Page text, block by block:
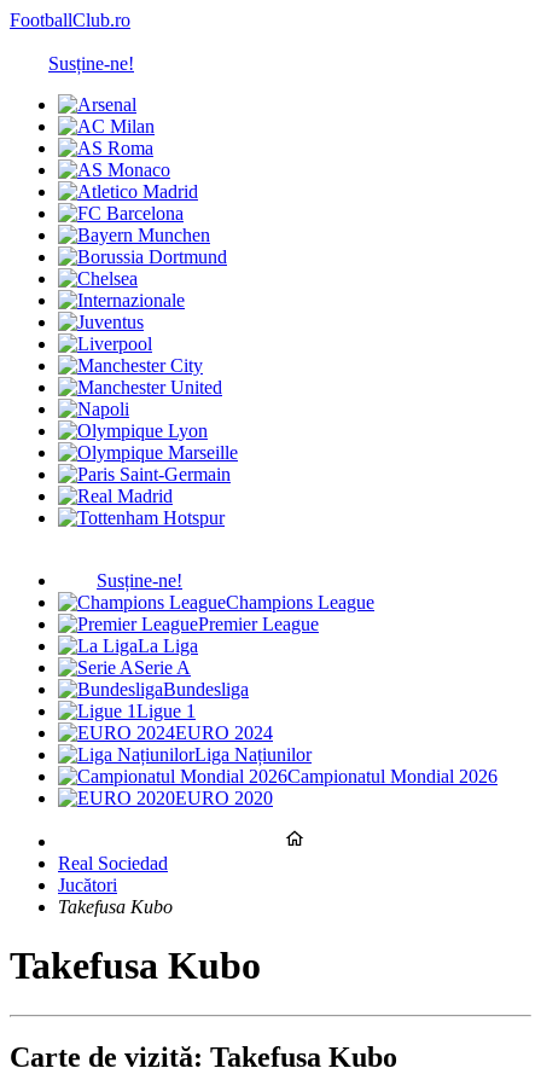
FootballClub.ro
Susține-ne!
Susține-ne!
Champions League
Premier League
La Liga
Serie A
Bundesliga
Ligue 1
EURO 2024
Liga Națiunilor
Campionatul Mondial 2026
EURO 2020
Real Sociedad
Jucători
Takefusa Kubo
Takefusa Kubo
Carte de vizită: Takefusa Kubo